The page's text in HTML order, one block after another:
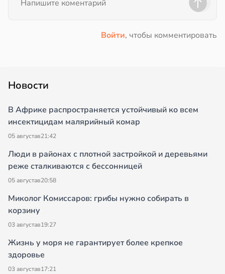
Войти, чтобы комментировать
Новости
В Африке распространяется устойчивый ко всем
инсектицидам малярийный комар
05 августав21:42
Люди в районах с плотной застройкой и деревьями
реже сталкиваются с бессонницей
05 августав20:58
Миколог Комиссаров: грибы нужно собирать в
корзину
03 августав19:27
Жизнь у моря не гарантирует более крепкое
здоровье
03 августав17:21